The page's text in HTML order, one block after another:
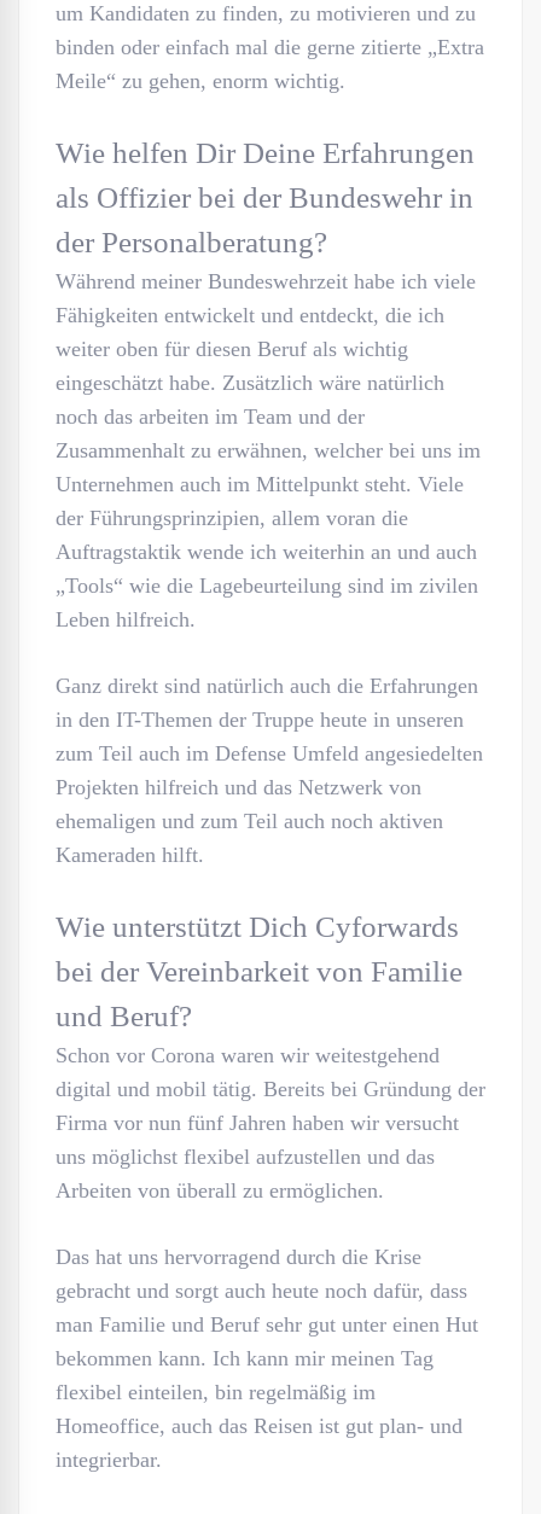
um Kandidaten zu finden, zu motivieren und zu
binden oder einfach mal die gerne zitierte „Extra
Meile“ zu gehen, enorm wichtig.
Wie helfen Dir Deine Erfahrungen
als Offizier bei der Bundeswehr in
der Personalberatung?
Während meiner Bundeswehrzeit habe ich viele
Fähigkeiten entwickelt und entdeckt, die ich
weiter oben für diesen Beruf als wichtig
eingeschätzt habe. Zusätzlich wäre natürlich
noch das arbeiten im Team und der
Zusammenhalt zu erwähnen, welcher bei uns im
Unternehmen auch im Mittelpunkt steht. Viele
der Führungsprinzipien, allem voran die
Auftragstaktik wende ich weiterhin an und auch
„Tools“ wie die Lagebeurteilung sind im zivilen
Leben hilfreich.
Ganz direkt sind natürlich auch die Erfahrungen
in den IT-Themen der Truppe heute in unseren
zum Teil auch im Defense Umfeld angesiedelten
Projekten hilfreich und das Netzwerk von
ehemaligen und zum Teil auch noch aktiven
Kameraden hilft.
Wie unterstützt Dich Cyforwards
bei der Vereinbarkeit von Familie
und Beruf?
Schon vor Corona waren wir weitestgehend
digital und mobil tätig. Bereits bei Gründung der
Firma vor nun fünf Jahren haben wir versucht
uns möglichst flexibel aufzustellen und das
Arbeiten von überall zu ermöglichen.
Das hat uns hervorragend durch die Krise
gebracht und sorgt auch heute noch dafür, dass
man Familie und Beruf sehr gut unter einen Hut
bekommen kann. Ich kann mir meinen Tag
flexibel einteilen, bin regelmäßig im
Homeoffice, auch das Reisen ist gut plan- und
integrierbar.